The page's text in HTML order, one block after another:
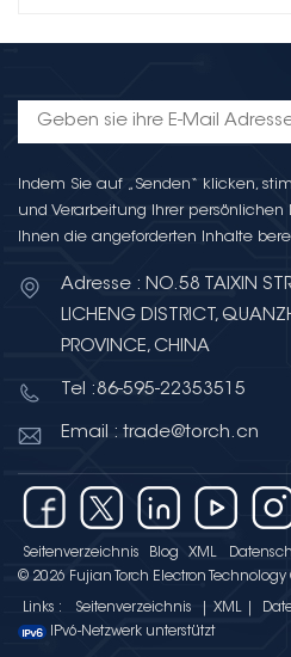
Indem Sie auf „Senden“ klicken,
und Verarbeitung Ihrer
Ihnen die angeforderten Inhalte
Adresse : NO.58 TAIXIN
LICHENG DISTRICT,
PROVINCE, CHINA
Tel :86-595-22353515
Email : trade@torch.cn
Seitenverzeichnis Blog XML
© 2026 Fujian Torch Electron
Links : Seitenverzeichnis XML
IPv6-Netzwerk unterstützt